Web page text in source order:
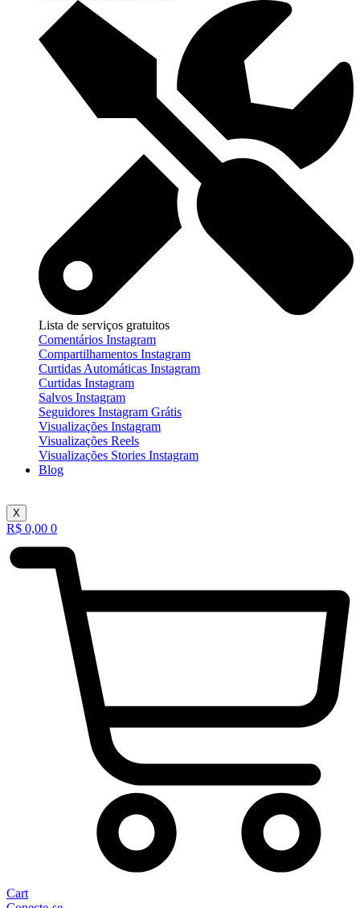
Lista de serviços gratuitos
Comentários Instagram
Compartilhamentos Instagram
Curtidas Automáticas Instagram
Curtidas Instagram
Salvos Instagram
Seguidores Instagram Grátis
Visualizações Instagram
Visualizações Reels
Visualizações Stories Instagram
Blog
X
R$ 0,00 0
Cart